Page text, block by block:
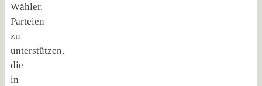
Wähler,
Parteien
zu
unterstützen,
die
in